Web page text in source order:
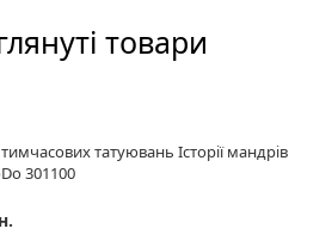
товари
татуювань Історії мандрів
301100